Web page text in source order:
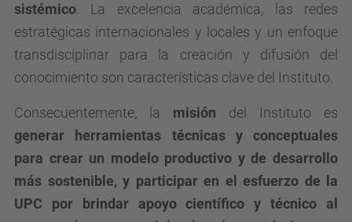
sistémico . La excelencia académica, las redes
estratégicas internacionales y locales y un enfoque
transdisciplinar para la creación y difusión del
conocimiento son características clave del Instituto.
Consecuentemente, la misión del Instituto es
generar herramientas técnicas y conceptuales
para crear un modelo productivo y de desarrollo
más sostenible,y participar en el esfuerzo de la
UPC por brindar apoyo científico y técnico al